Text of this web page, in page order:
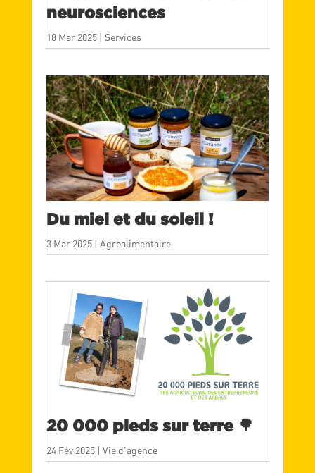
neurosciences
18 Mar 2025| Services
Du miel et du soleil !
3 Mar 2025| Agroalimentaire
20 000 pieds sur terre 🌳
24 Fév 2025| Vie d'agence